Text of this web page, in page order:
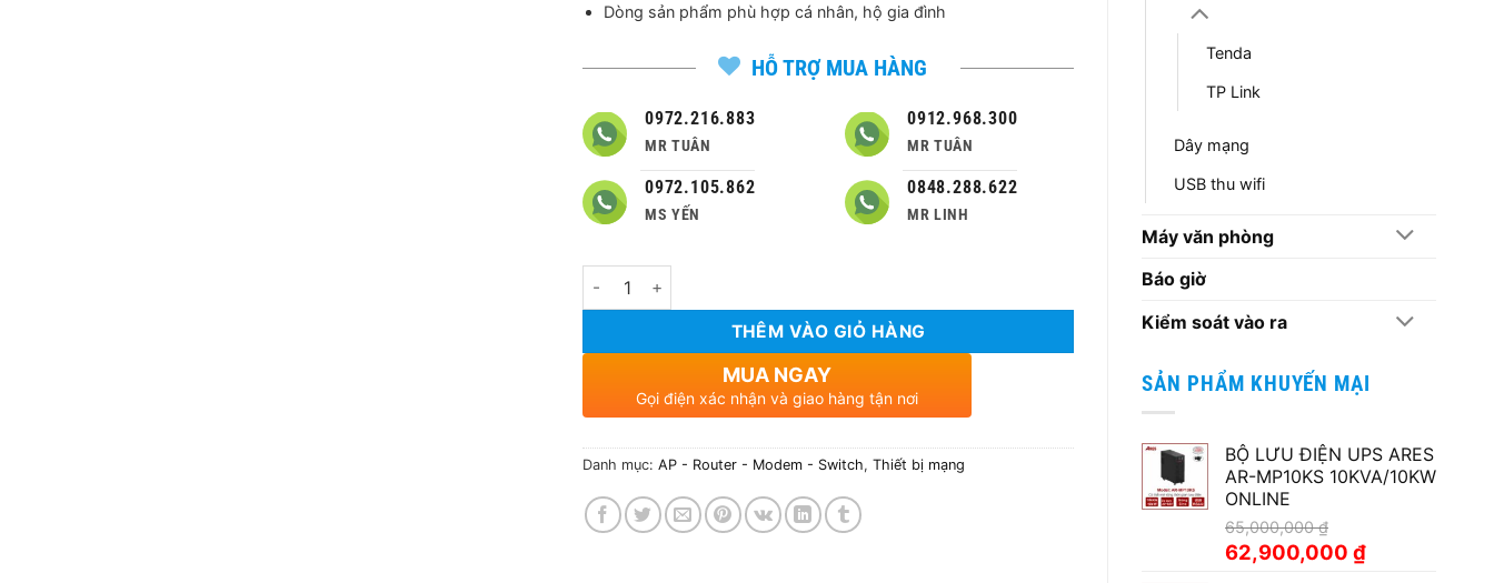
Tenda
TP Link
Dây mạng
USB thu wifi
Máy văn phòng
Báo giờ
Kiểm soát vào ra
SẢN PHẨM KHUYẾN MẠI
BỘ LƯU ĐIỆN UPS ARES
AR-MP10KS 10KVA/10KW
ONLINE
65,000,000₫
Giá
gốc
62,900,000 ₫Giá
Dòng sản phẩm phù hợp cá nhân, hộ gia đình
HỖ TRỢ MUA HÀNG
0972.216.883
MR TUÂN
0972.105.862
MS YẾN
0912.968.300
MR TUÂN
0848.288.622
MR LINH
Số lượng
THÊM VÀO GIỎ HÀNG
MUA NGAY
Gọi điện xác nhận và giao hàng tận nơi
Danh mục: AP - Router - Modem - Switch, Thiết bị mạng